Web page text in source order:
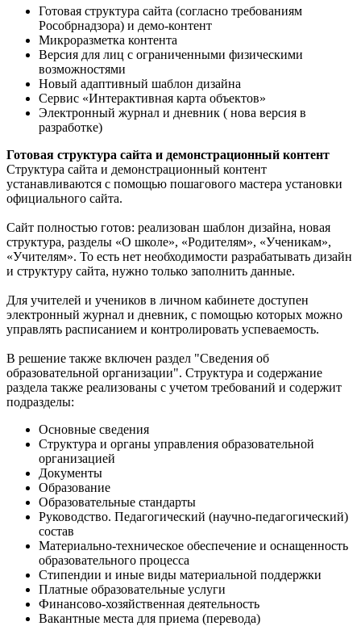
Готовая структура сайта (согласно требованиям
Рособрнадзора) и демо-контент
Микроразметка контента
Версия для лиц с ограниченными физическими
возможностями
Новый адаптивный шаблон дизайна
Сервис «Интерактивная карта объектов»
Электронный журнал и дневник ( нова версия в
разработке)
Готовая структура сайта и демонстрационный контент
Структура сайта и демонстрационный контент
устанавливаются с помощью пошагового мастера установки
официального сайта.
Сайт полностью готов: реализован шаблон дизайна, новая
структура, разделы «О школе», «Родителям», «Ученикам»,
«Учителям». То есть нет необходимости разрабатывать дизайн
и структуру сайта, нужно только заполнить данные.
Для учителей и учеников в личном кабинете доступен
электронный журнал и дневник, с помощью которых можно
управлять расписанием и контролировать успеваемость.
В решение также включен раздел "Сведения об
образовательной организации". Структура и содержание
раздела также реализованы с учетом требований и содержит
подразделы:
Основные сведения
Структура и органы управления образовательной
организацией
Документы
Образование
Образовательные стандарты
Руководство. Педагогический (научно-педагогический)
состав
Материально-техническое обеспечение и оснащенность
образовательного процесса
Стипендии и иные виды материальной поддержки
Платные образовательные услуги
Финансово-хозяйственная деятельность
Вакантные места для приема (перевода)